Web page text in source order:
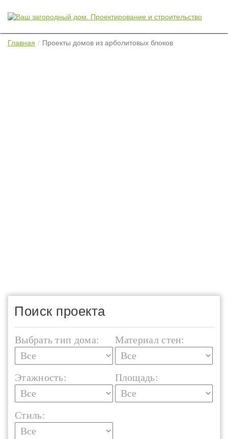
Главная Проекты домов из арболитовых блоков
Поиск проекта
Выбрать тип дома: Материал стен:
Этажность: Площадь:
Стиль: